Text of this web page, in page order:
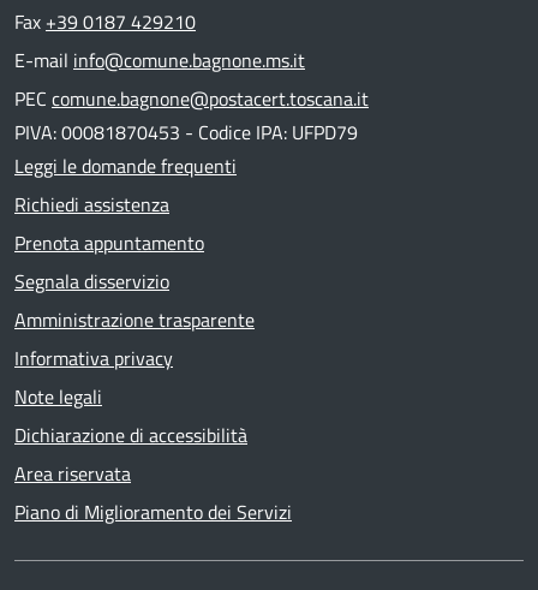
Fax +39 0187 429210
E-mail info@comune.bagnone.ms.it
PEC comune.bagnone@postacert.toscana.it
PIVA: 00081870453 - Codice IPA: UFPD79
Leggi le domande frequenti
Richiedi assistenza
Prenota appuntamento
Segnala disservizio
Amministrazione trasparente
Informativa privacy
Note legali
Dichiarazione di accessibilità
Area riservata
Piano di Miglioramento dei Servizi